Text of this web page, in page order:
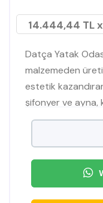
14.444,44 TL
Datça Yatak
malzemeden
estetik
şifonyer ve ayna,
Modern yatak
takım,